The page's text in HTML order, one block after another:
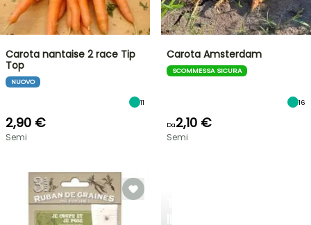
Carota nantaise 2 race Tip
Top
NUOVO
11
2,90 €
Semi
Carota Amsterdam
SCOMMESSA SICURA
16
Da2,10 €
Semi